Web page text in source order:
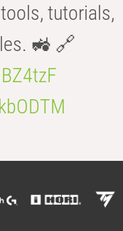
tutorials,
🚜 🔗